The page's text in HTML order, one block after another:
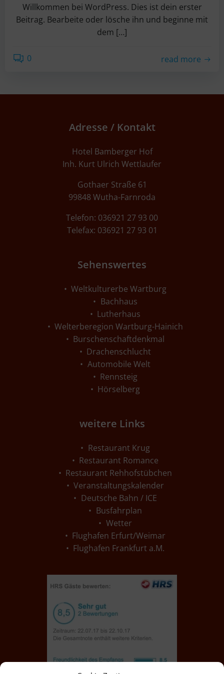
Willkommen bei WordPress. Dies ist dein erster
Beitrag. Bearbeite oder lösche ihn und beginne mit
dem […]
0 read more
Adresse / Kontakt
Hotel Bamberger Hof
Inh. Kurt Ulrich Wettlaufer
Gothaer Straße 61
99848 Wutha-Farnroda
Telefon: 036921 27 93 00
Telefax: 036921 27 93 01
Sehenswertes
Weltkulturerbe Wartburg
Bachhaus
Lutherhaus
Welterberegion Wartburg-Hainich
Burschenschaftdenkmal
Drachenschlucht
Automobile Welt
Rennsteig
Hörselberg
weitere Links
Restaurant Krug
Restaurant Romance
Restaurant Rehhofstübchen
Veranstaltungskalender
Deutsche Bahn / ICE
Busfahrplan
Wetter
Flughafen Erfurt/Weimar
Flughafen Frankfurt a.M.